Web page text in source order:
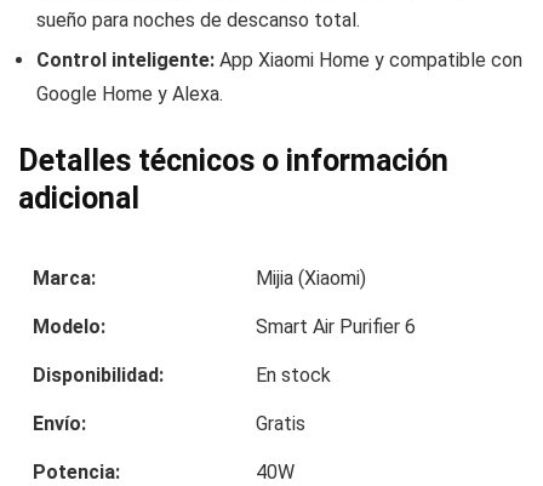
sueño para noches de descanso total.
Control inteligente: App Xiaomi Home y compatible con
Google Home y Alexa.
Detalles técnicos o información
adicional
Marca: Mijia (Xiaomi)
Modelo: Smart Air Purifier 6
Disponibilidad: En stock
Envío: Gratis
Potencia: 40W